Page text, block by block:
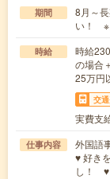
期間
8月～
い！ ※
時給
時給
の場合
25万円
交
実費支
仕事内容
外国語
♥ 好き
し！ ♥